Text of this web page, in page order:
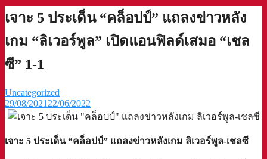
เจาะ 5 ประเด็น “คล็อปป์” แถลงข่าวหลัง
เกม “ลิเวอร์พูล” เปิดแอนฟิลด์เสมอ “เชล
ซี” 1-1
Uncategorized
29/08/2021 22/06/2022
เจาะ 5 ประเด็น “คล็อปป์” แถลงข่าวหลังเกม ลิเวอร์พูล-เชลซี